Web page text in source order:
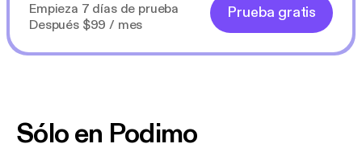
Empieza 7 días de prueba
Después $99 / mes
Prueba gratis
Sólo en Podimo